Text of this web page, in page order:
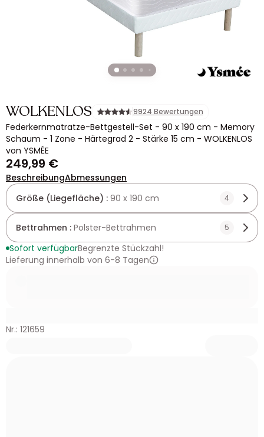
WOLKENLOS 9924 Bewertungen
Federkernmatratze-Bettgestell-Set - 90 x 190 cm - Memory
Schaum - 1 Zone - Härtegrad 2 - Stärke 15 cm - WOLKENLOS
von YSMÉE
249,99 €
BeschreibungAbmessungen
Größe (Liegefläche) : 90 x 190 cm 4
Bettrahmen : Polster-Bettrahmen 5
Sofort verfügbarBegrenzte Stückzahl!
Lieferung innerhalb von 6-8 Tagen
Nr.: 121659